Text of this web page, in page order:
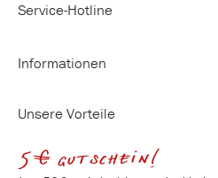
Service-Hotline
Informationen
Unsere Vorteile
5€ gutschein!